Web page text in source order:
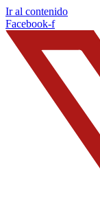
Ir al contenido
Facebook-f